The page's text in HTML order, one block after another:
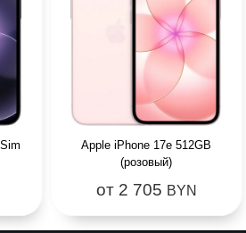
Apple iPhone 17e 512GB
(розовый)
от 2 705 BYN